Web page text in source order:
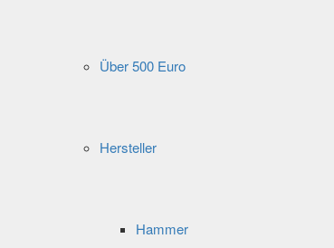
Über 500 Euro
Hersteller
Hammer